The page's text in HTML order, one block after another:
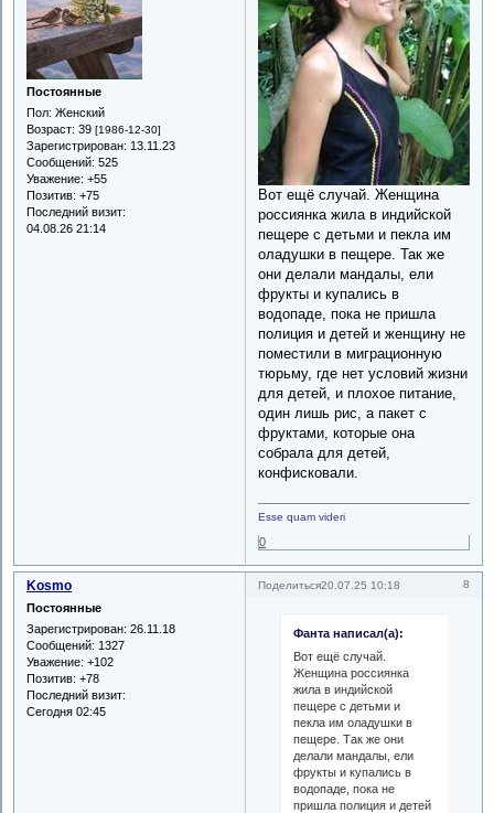
Постоянные
Пол: Женский
Возраст: 39 [1986-12-30]
Зарегистрирован: 13.11.23
Сообщений: 525
Уважение: +55
Позитив: +75
Последний визит:
04.08.26 21:14
Вот ещё случай. Женщина
россиянка жила в индийской
пещере с детьми и пекла им
оладушки в пещере. Так же
они делали мандалы, ели
фрукты и купались в
водопаде, пока не пришла
полиция и детей и женщину не
поместили в миграционную
тюрьму, где нет условий жизни
для детей, и плохое питание,
один лишь рис, а пакет с
фруктами, которые она
собрала для детей,
конфисковали.
Esse quam videri
0
Поделиться 8
20.07.25 10:18
Kosmo
Постоянные
Зарегистрирован: 26.11.18
Сообщений: 1327
Уважение: +102
Позитив: +78
Последний визит:
Сегодня 02:45
Фанта написал(а):
Вот ещё случай.
Женщина россиянка
жила в индийской
пещере с детьми и
пекла им оладушки в
пещере. Так же они
делали мандалы, ели
фрукты и купались в
водопаде, пока не
пришла полиция и детей